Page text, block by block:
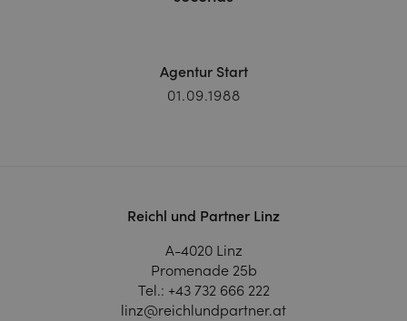
Agentur Start
01.09.1988
Reichl und Partner Linz
A-4020 Linz
Promenade 25b
Tel.: +43 732 666 222
linz@reichlundpartner.at